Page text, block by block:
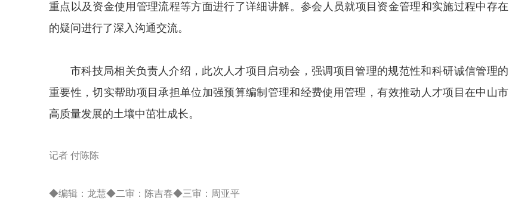
重点以及资金使用管理流程等方面进行了详细讲解。参会人员就项目资金管理和实施过程中存在
的疑问进行了深入沟通交流。
市科技局相关负责人介绍，此次人才项目启动会，强调项目管理的规范性和科研诚信管理的
重要性，切实帮助项目承担单位加强预算编制管理和经费使用管理‌，有效推动人才项目在中山市
高质量发展的土壤中茁壮成长。
记者 付陈陈
◆编辑：龙慧◆二审：陈吉春◆三审：周亚平